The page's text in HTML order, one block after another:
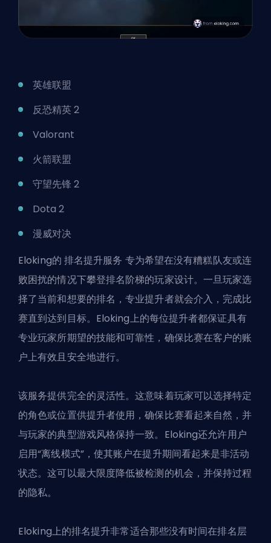
英雄联盟
反恐精英 2
Valorant
火箭联盟
守望先锋 2
Dota 2
漫威对决
Eloking的 排名提升服务 专为希望在没有糟糕队友或连
败困扰的情况下攀登排名阶梯的玩家设计。一旦玩家选
择了当前和想要的排名，专业提升者就会介入，完成比
赛直到达到目标。Eloking上的每位提升者都保证具有
专业玩家所期望的技能和可靠性，确保比赛在客户的账
户上有效且安全地进行。
该服务提供完全的灵活性。这意味着玩家可以选择特定
的角色或位置供提升者使用，确保比赛看起来自然，并
与玩家的典型游戏风格保持一致。Eloking还允许用户
启用“离线模式”，使其账户在提升期间看起来是非活动
状态。这可以最大限度降低被检测的机会，并保持过程
的隐私。
Eloking上的排名提升非常适合那些没有时间在排名层